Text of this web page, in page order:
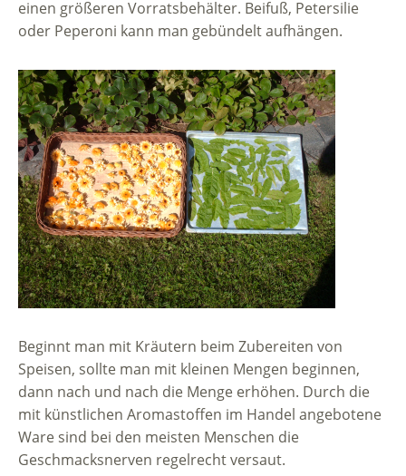
einen größeren Vorratsbehälter. Beifuß, Petersilie
oder Peperoni kann man gebündelt aufhängen.
Beginnt man mit Kräutern beim Zubereiten von
Speisen, sollte man mit kleinen Mengen beginnen,
dann nach und nach die Menge erhöhen. Durch die
mit künstlichen Aromastoffen im Handel angebotene
Ware sind bei den meisten Menschen die
Geschmacksnerven regelrecht versaut.